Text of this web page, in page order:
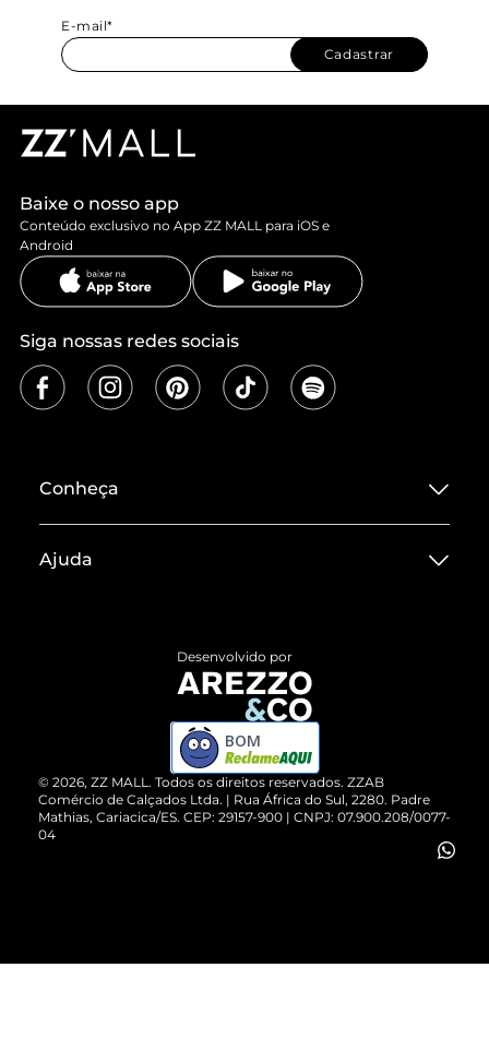
E-mail*
Cadastrar
Baixe o nosso app
Conteúdo exclusivo no App ZZ MALL para iOS e
Android
Siga nossas redes sociais
Conheça
Termos de Uso
ZZ MALL é confiável
Cartão Presente
Vendas Corporativas
Ajuda
Devolução do Produto
Compre pelo WhatsApp
© 2026, ZZ MALL. Todos os direitos reservados. ZZAB
Comércio de Calçados Ltda. | Rua África do Sul, 2280. Padre
Mathias, Cariacica/ES. CEP: 29157-900 | CNPJ: 07.900.208/0077-
04
Desenvolvido por
BOM